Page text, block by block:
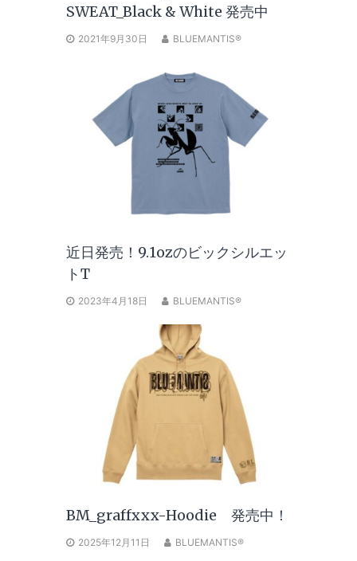
SWEAT_Black & White 発売中
2021年9月30日 BLUEMANTIS®
近日発売！9.1ozのビックシルエッ
トT
2023年4月18日 BLUEMANTIS®
BM_graffxxx-Hoodie 発売中！
2025年12月11日 BLUEMANTIS®